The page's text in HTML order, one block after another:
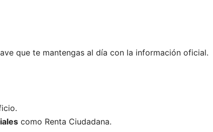
que te mantengas al día con la información oficial.
como Renta Ciudadana.